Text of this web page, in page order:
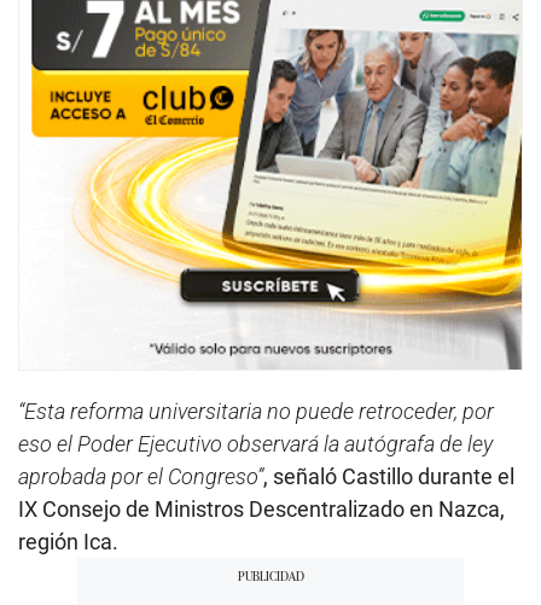
“Esta reforma universitaria no puede retroceder, por
eso el Poder Ejecutivo observará la autógrafa de ley
aprobada por el Congreso”, señaló Castillo durante el
IX Consejo de Ministros Descentralizado en Nazca,
región Ica.